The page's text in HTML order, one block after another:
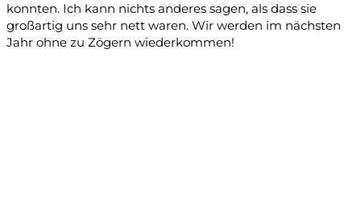
konnten. Ich kann nichts anderes sagen, als dass sie
großartig uns sehr nett waren. Wir werden im nächsten
Jahr ohne zu Zögern wiederkommen!